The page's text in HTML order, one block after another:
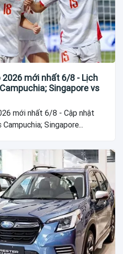
2026 mới nhất 6/8 - Lịch
Singapore vs
mới nhất 6/8 - Cập nhật
Singapore...